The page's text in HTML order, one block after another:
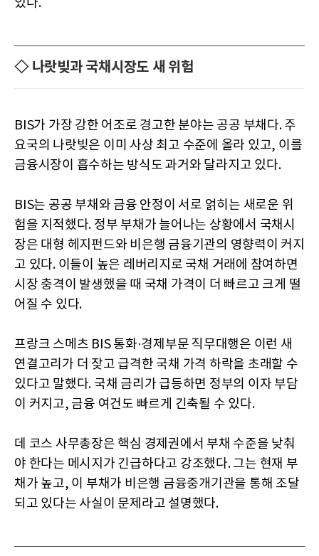
◇ 나랏빚과 국채시장도 새 위험
BIS가 가장 강한 어조로 경고한 분야는 공공 부채다. 주
요국의 나랏빚은 이미 사상 최고 수준에 올라 있고, 이를
금융시장이 흡수하는 방식도 과거와 달라지고 있다.
BIS는 공공 부채와 금융 안정이 서로 얽히는 새로운 위
험을 지적했다. 정부 부채가 늘어나는 상황에서 국채시
장은 대형 헤지펀드와 비은행 금융기관의 영향력이 커지
고 있다. 이들이 높은 레버리지로 국채 거래에 참여하면
시장 충격이 발생했을 때 국채 가격이 더 빠르고 크게 떨
어질 수 있다.
프랑크 스메츠 BIS 통화·경제부문 직무대행은 이런 새
연결고리가 더 잦고 급격한 국채 가격 하락을 초래할 수
있다고 말했다. 국채 금리가 급등하면 정부의 이자 부담
이 커지고, 금융 여건도 빠르게 긴축될 수 있다.
데 코스 사무총장은 핵심 경제권에서 부채 수준을 낮춰
야 한다는 메시지가 긴급하다고 강조했다. 그는 현재 부
채가 높고, 이 부채가 비은행 금융중개기관을 통해 조달
되고 있다는 사실이 문제라고 설명했다.